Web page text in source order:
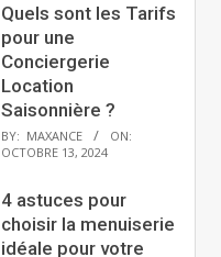
Quels sont les Tarifs
pour une
Conciergerie
Location
Saisonnière ?
BY: MAXANCE
ON:
OCTOBRE 13, 2024
4 astuces pour
choisir la menuiserie
idéale pour votre